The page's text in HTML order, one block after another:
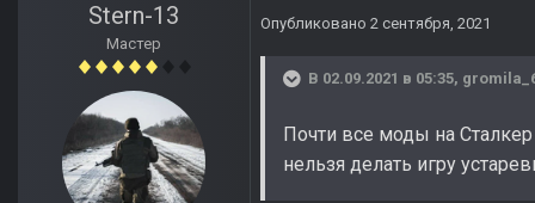
Stern-13
Мастер
Опубликовано 2 сентября, 2021
В 02.09.2021 в 05:35,
Почти все моды на
нельзя делать игру